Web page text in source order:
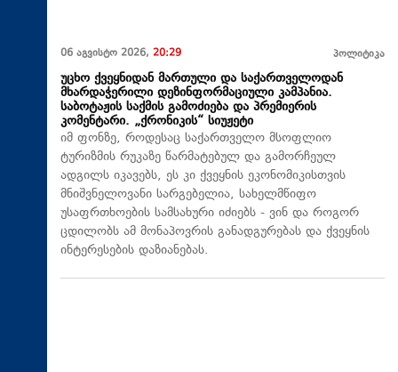
06 აგვისტო 2026, 20:29 პოლიტიკა
უცხო ქვეყნიდან მართული და საქართველოდან
მხარდაჭერილი დეზინფორმაციული კამპანია.
საბოტაჟის საქმის გამოძიება და პრემიერის
კომენტარი. „ქრონიკის“ სიუჟეტი
იმ ფონზე, როდესაც საქართველო მსოფლიო
ტურიზმის რუკაზე წარმატებულ და გამორჩეულ
ადგილს იკავებს, ეს კი ქვეყნის ეკონომიკისთვის
მნიშვნელოვანი სარგებელია, სახელმწიფო
უსაფრთხოების სამსახური იძიებს - ვინ და როგორ
ცდილობს ამ მონაპოვრის განადგურებას და ქვეყნის
ინტერესების დაზიანებას.